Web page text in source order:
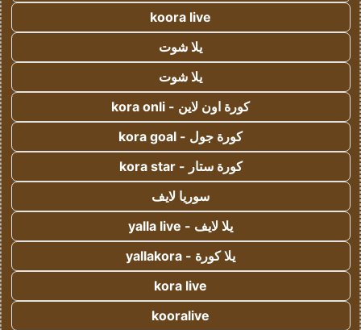
koora live
يلا شوت
يلا شوت
كورة اون لاين - kora onli
كورة جول - kora goal
كورة ستار - kora star
سوريا لايف
يلا لايف - yalla live
يلا كورة - yallakora
kora live
kooralive